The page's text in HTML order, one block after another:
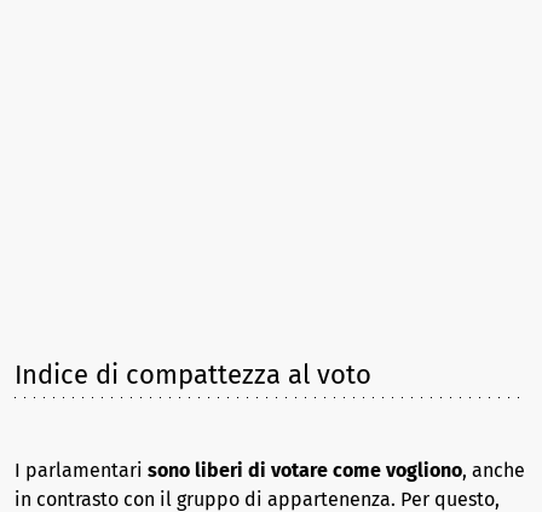
Indice di compattezza al voto
I parlamentari sono liberi di votare come vogliono, anche
in contrasto con il gruppo di appartenenza. Per questo,